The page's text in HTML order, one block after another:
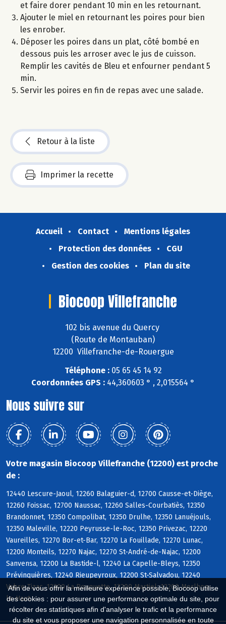
Afin de vous offrir la meilleure expérience possible, Biocoop utilise
des cookies : pour assurer une performance optimale du site, pour
récolter des statistiques afin d'analyser le trafic et la performance
du site et vous proposer une navigation personnalisée en toute
et faire dorer pendant 10 min en les retournant.
Ajouter le miel en retournant les poires pour bien
les enrober.
Déposer les poires dans un plat, côté bombé en
dessous puis les arroser avec le jus de cuisson.
Remplir les cavités de Bleu et enfourner pendant 5
min.
Servir les poires en fin de repas avec une salade.
Retour à la liste
Imprimer la recette
Accueil Contact
Mentions légales
Protection des données
CGU
Gestion des cookies
Plan du site
Biocoop Villefranche
102 bis avenue du Quercy
(Route de Montauban)
12200 Villefranche-de-Rouergue
Téléphone :05 65 45 14 92
Coordonnées GPS : 44,360603 ° , 2,015564 °
Nous suivre sur
Votre magasin Biocoop Villefranche (12200) est proche
de :
12440 Lescure-Jaoul, 12260 Balaguier-d, 12700 Causse-et-Diège,
12260 Foissac, 12700 Naussac, 12260 Salles-Courbatiès, 12350
Brandonnet, 12350 Compolibat, 12350 Drulhe, 12350 Lanuéjouls,
12350 Maleville, 12220 Peyrusse-le-Roc, 12350 Privezac, 12220
Vaureilles, 12270 Bor-et-Bar, 12270 La Fouillade, 12270 Lunac,
12200 Monteils, 12270 Najac, 12270 St-André-de-Najac, 12200
Sanvensa, 12200 La Bastide-l, 12240 La Capelle-Bleys, 12350
Prévinquières, 12240 Rieupeyroux, 12200 St-Salvadou, 12240
Vabre-Tizac, 12200 La Rouquette, 12200 Martiel, 12200 Morlhon-
le-Haut